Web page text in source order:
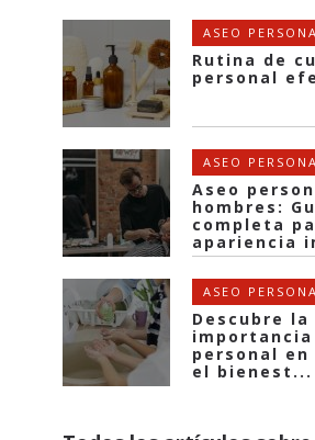
El estrés puede afectar
nuestra salud y bienestar, pero
ASEO
Rutina de
personal
ASEO
Aseo
hombres:
completa
apariencia
ASEO
Descubre la
importancia
personal
el bienest...